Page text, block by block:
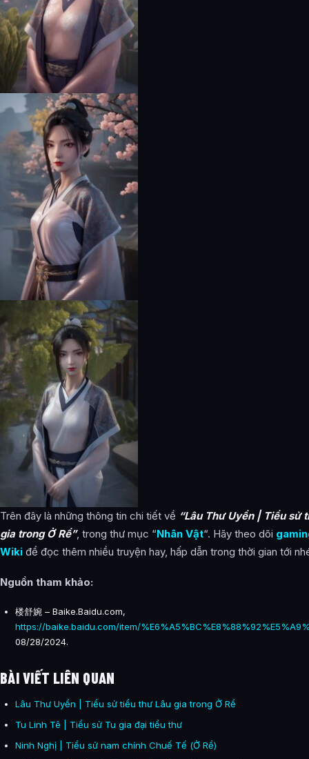
Trên đây là những thông tin chi tiết về “Lâu Thư Uyển | Tiểu sử
gia trong Ở Rể”, trong thư mục “Nhân Vật“. Hãy theo dõi
Wiki để đọc thêm nhiều truyện hay, hấp dẫn trong thời gian tới
Nguồn tham khảo:
楼舒婉 – Baike.Baidu.com,
https://baike.baidu.com/item/
08/28/2024.
BÀI VIẾT LIÊN QUAN
Lâu Thư Uyển | Tiểu sử tiểu thư Lâu gia trong Ở Rể
Tu Linh Tê | Tiểu sử Tu gia đại tiểu thư
Ninh Nghị | Tiểu sử nam chính Chuế Tế (Ở Rể)